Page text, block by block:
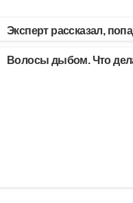
Эксперт рассказал,
Волосы дыбом. Что